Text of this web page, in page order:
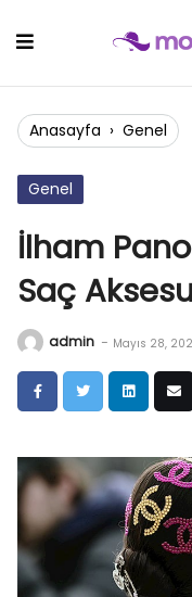
Anasayfa › Genel
Genel
İlham
Saç
admin - Mayıs 28,